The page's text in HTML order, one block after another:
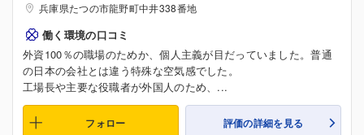
兵庫県たつの市龍野町中井338番地
働く環境の口コミ
外資100％の職場のためか、個人主義が目だっていました。普通
の日本の会社とは違う特殊な空気感でした。
工場長や主要な役職者が外国人のため、...
フォロー 評価の詳細を見る